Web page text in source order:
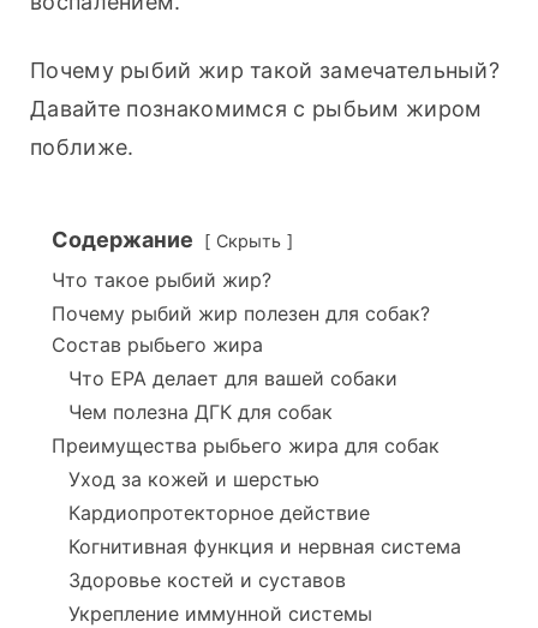
Почему рыбий жир такой замечательный?
Давайте познакомимся с рыбьим жиром
поближе.
Содержание Скрыть
Что такое рыбий жир?
Почему рыбий жир полезен для собак?
Состав рыбьего жира
Что EPA делает для вашей собаки
Чем полезна ДГК для собак
Преимущества рыбьего жира для собак
Уход за кожей и шерстью
Кардиопротекторное действие
Когнитивная функция и нервная система
Здоровье костей и суставов
Укрепление иммунной системы